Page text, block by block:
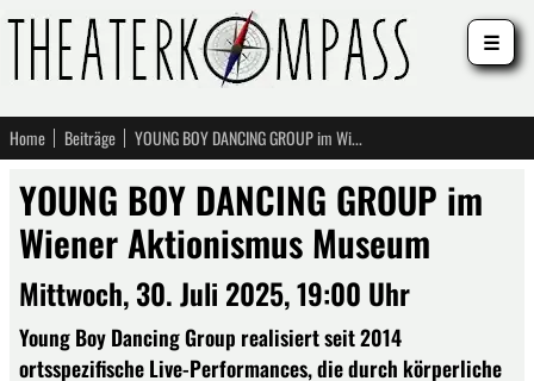
Home Beiträge YOUNG BOY DANCING GROUP im Wiener Aktionismus Museum
YOUNG BOY DANCING GROUP im
Wiener Aktionismus Museum
Mittwoch, 30. Juli 2025, 19:00 Uhr
Young Boy Dancing Group realisiert seit 2014
ortsspezifische Live-Performances, die durch körperliche
☰